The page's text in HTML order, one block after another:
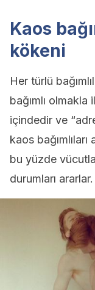
Kaos
kökeni
Her türlü
bağımlı olmakla
içindedir ve
kaos
bu yüzde
durumları ararlar.